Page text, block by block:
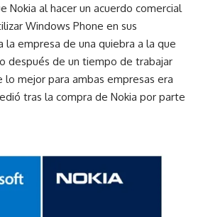
Nokia al hacer un acuerdo comercial
Windows Phone en sus
la empresa de una quiebra a la que
después de un tiempo de trabajar
lo mejor para ambas empresas era
tras la compra de Nokia por parte